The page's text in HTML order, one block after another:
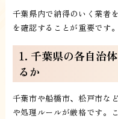
千葉県内で納得のいく業者
を確認することが重要です。
1. 千葉県の各自治
るか
千葉市や船橋市、松戸市な
や処理ルールが厳格です。